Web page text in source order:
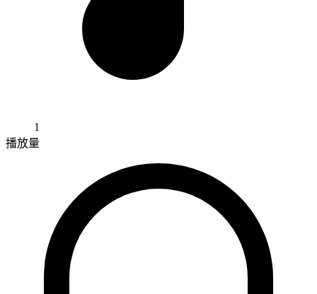
1
播放量